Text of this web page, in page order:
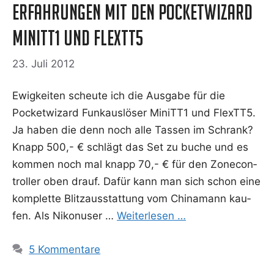
Erfahrungen mit den Pocketwizard
MiniTT1 und FlexTT5
23. Juli 2012
Ewig­kei­ten scheu­te ich die Aus­ga­be für die
Pocket­wi­zard Funk­aus­lö­ser MiniTT1 und FlexTT5.
Ja haben die denn noch alle Tas­sen im Schrank?
Knapp 500,- € schlägt das Set zu buche und es
kom­men noch mal knapp 70,- € für den Zone­con­
trol­ler oben drauf. Dafür kann man sich schon eine
kom­plet­te Blitz­aus­stat­tung vom Chi­na­mann kau­
fen. Als Niko­nu­ser … Wei­ter­le­sen …
5 Kommentare